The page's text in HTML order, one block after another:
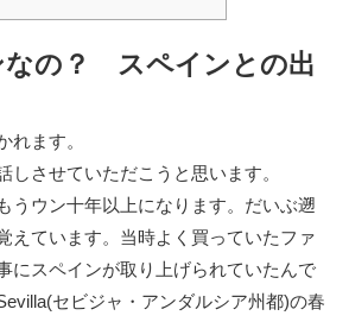
なの？ スペインとの出
れます。
しさせていただこうと思います。
うウン十年以上になります。だいぶ遡
えています。当時よく買っていたファ
にスペインが取り上げられていたんで
セビジャ・アンダルシア州都)の春